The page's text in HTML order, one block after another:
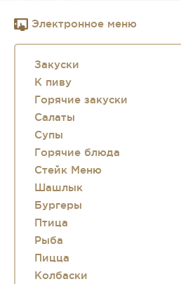
Электронное меню
Закуски
К пиву
Горячие закуски
Салаты
Супы
Горячие блюда
Стейк Меню
Шашлык
Бургеры
Птица
Рыба
Пицца
Колбаски